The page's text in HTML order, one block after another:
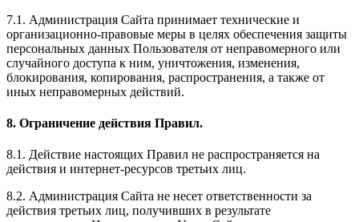
7.1. Администрация Сайта принимает технические и
организационно-правовые меры в целях обеспечения защиты
персональных данных Пользователя от неправомерного или
случайного доступа к ним, уничтожения, изменения,
блокирования, копирования, распространения, а также от
иных неправомерных действий.
8. Ограничение действия Правил.
8.1. Действие настоящих Правил не распространяется на
действия и интернет-ресурсов третьих лиц.
8.2. Администрация Сайта не несет ответственности за
действия третьих лиц, получивших в результате